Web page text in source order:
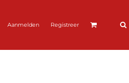
Aanmelden Registreer